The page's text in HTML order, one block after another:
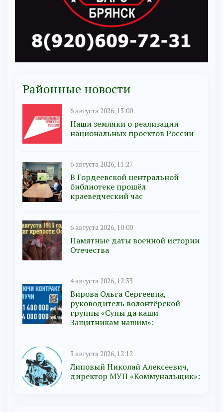
Районные новости
6 августа 2026, 13:00
Наши земляки о реализации
национальных проектов России
6 августа 2026, 11:27
В Гордеевской центральной
библиотеке прошёл
краеведческий час
6 августа 2026, 10:00
Памятные даты военной истории
Отечества
4 августа 2026, 12:33
Вирова Ольга Сергеевна,
руководитель волонтёрской
группы «Супы да каши
Защитникам нашим»:
3 августа 2026, 12:12
Липовый Николай Алексеевич,
директор МУП «Коммунальщик»: